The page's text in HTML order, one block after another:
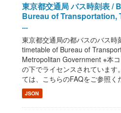
東京都交通局 バス時刻表 /
Bureau of Transportation,
...
東京都交通局の都バスのバス
timetable of Bureau of
Metropolitan Government ※本
の下でライセンスされています
ては、こちらのFAQをご参照
JSON